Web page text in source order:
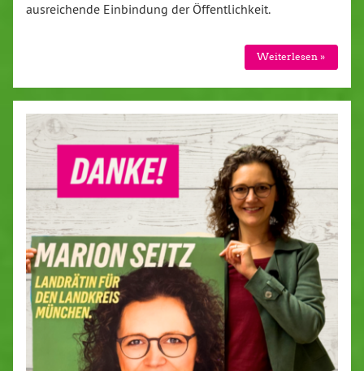
ausreichende Einbindung der Öffentlichkeit.
Weiterlesen »